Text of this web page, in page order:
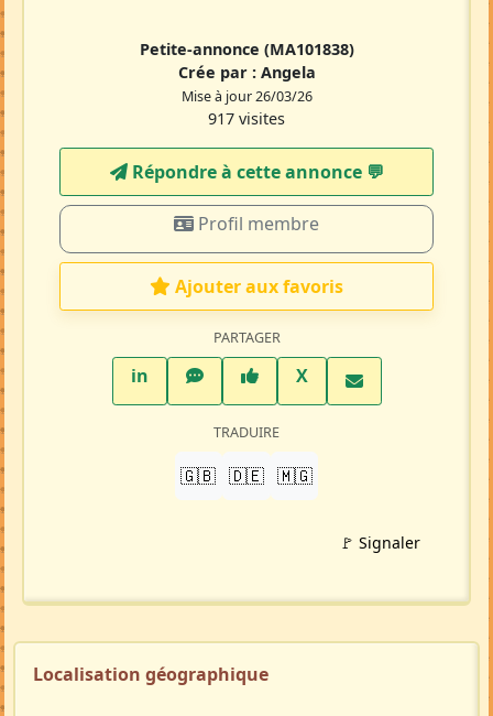
Petite-annonce (MA101838)
Crée par : Angela
Mise à jour 26/03/26
917 visites
Répondre à cette annonce 💬​
Profil membre
Ajouter aux favoris
PARTAGER
inLinkedInWhatsAppFacebook
XTwitter X
TRADUIRE
🇬🇧 🇩🇪 🇲🇬
🚩 Signaler
Localisation géographique